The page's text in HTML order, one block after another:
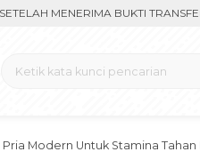
MENERIMA BUKTI TRANSFER
Modern Untuk Stamina Tahan